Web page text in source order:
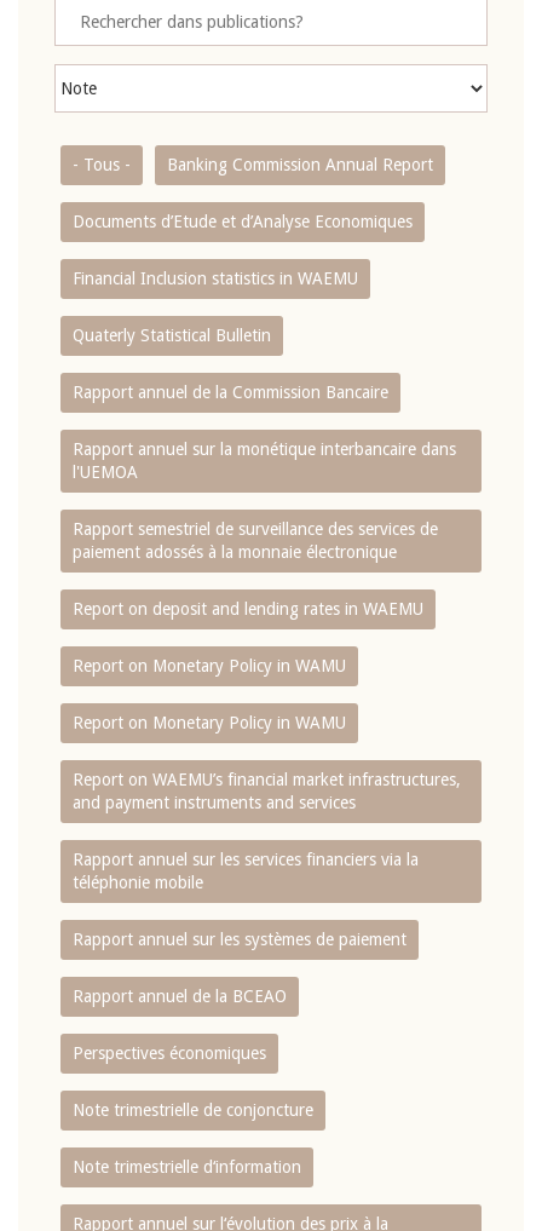
- Tous - Banking Commission Annual Report
Documents d’Etude et d’Analyse Economiques
Financial Inclusion statistics in WAEMU
Quaterly Statistical Bulletin
Rapport annuel de la Commission Bancaire
Rapport annuel sur la monétique interbancaire dans
l'UEMOA
Rapport semestriel de surveillance des services de
paiement adossés à la monnaie électronique
Report on deposit and lending rates in WAEMU
Report on Monetary Policy in WAMU
Report on Monetary Policy in WAMU
Report on WAEMU’s financial market infrastructures,
and payment instruments and services
Rapport annuel sur les services financiers via la
téléphonie mobile
Rapport annuel sur les systèmes de paiement
Rapport annuel de la BCEAO
Perspectives économiques
Note trimestrielle de conjoncture
Note trimestrielle d‘information
Rapport annuel sur l‘évolution des prix à la